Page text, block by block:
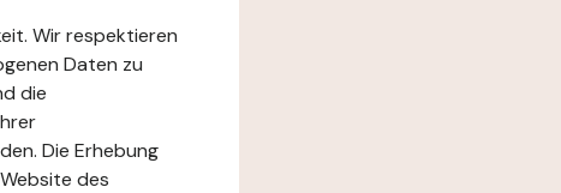
Wir respektieren
Daten zu
die
Die Erhebung
des